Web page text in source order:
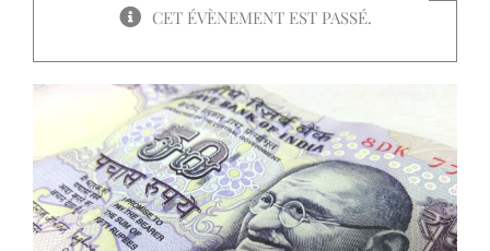
CET ÉVÈNEMENT EST PASSÉ.